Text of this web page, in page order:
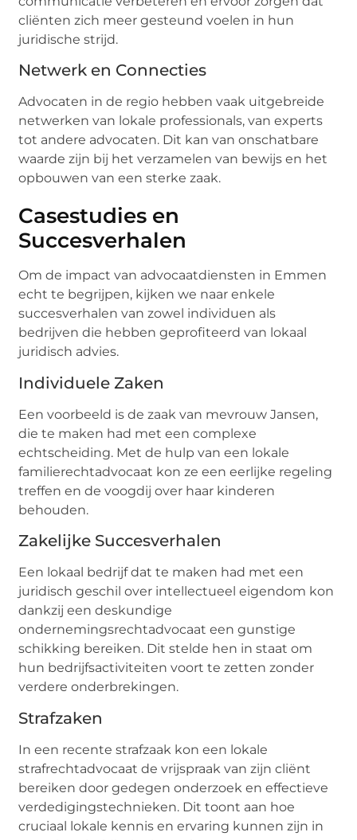
cliënten zich meer gesteund voelen in hun
juridische strijd.
Netwerk en Connecties
Advocaten in de regio hebben vaak uitgebreide
netwerken van lokale professionals, van experts
tot andere advocaten. Dit kan van onschatbare
waarde zijn bij het verzamelen van bewijs en het
opbouwen van een sterke zaak.
Casestudies en
Succesverhalen
Om de impact van advocaatdiensten in Emmen
echt te begrijpen, kijken we naar enkele
succesverhalen van zowel individuen als
bedrijven die hebben geprofiteerd van lokaal
juridisch advies.
Individuele Zaken
Een voorbeeld is de zaak van mevrouw Jansen,
die te maken had met een complexe
echtscheiding. Met de hulp van een lokale
familierechtadvocaat kon ze een eerlijke regeling
treffen en de voogdij over haar kinderen
behouden.
Zakelijke Succesverhalen
Een lokaal bedrijf dat te maken had met een
juridisch geschil over intellectueel eigendom kon
dankzij een deskundige
ondernemingsrechtadvocaat een gunstige
schikking bereiken. Dit stelde hen in staat om
hun bedrijfsactiviteiten voort te zetten zonder
verdere onderbrekingen.
Strafzaken
In een recente strafzaak kon een lokale
strafrechtadvocaat de vrijspraak van zijn cliënt
bereiken door gedegen onderzoek en effectieve
verdedigingstechnieken. Dit toont aan hoe
cruciaal lokale kennis en ervaring kunnen zijn in